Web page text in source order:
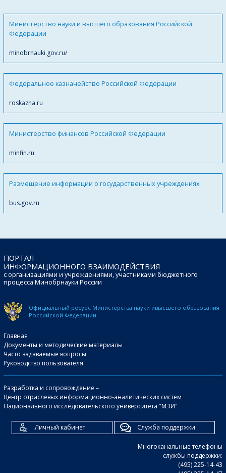
Министерство науки и высшего образования Российской
Федерации
minobrnauki.gov.ru/
Федеральное казначейство Российской Федерации
roskazna.ru
Министерство финансов Российской Федерации
minfin.ru
Размещение информации о государственных учреждениях
bus.gov.ru
ПОРТАЛ
ИНФОРМАЦИОННОГО ВЗАИМОДЕЙСТВИЯ
с организациями и учреждениями, участниками бюджетного
процесса Минобрнауки России
Официальный ресурс Министерства науки ивысшего образования
Российской Федерации
Главная
Документы и методические материалы
Часто задаваемые вопросы
Руководство пользователя
Разработка и сопровождение –
Центр отраслевых информационно-аналитических систем
Национального исследовательского университета "МЭИ"
Личный кабинет Служба поддержки
Многоканальные телефоны
службы поддержки:
(495) 225-14-43